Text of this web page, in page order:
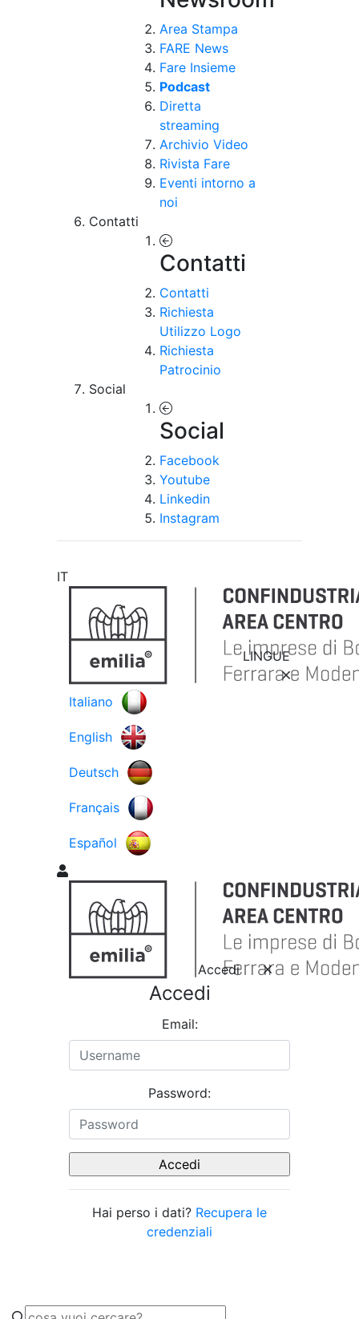
Area Stampa
FARE News
Fare Insieme
Podcast
Diretta
streaming
Archivio Video
Rivista Fare
Eventi intorno a
noi
Contatti
Contatti
Contatti
Richiesta
Utilizzo Logo
Richiesta
Patrocinio
Social
Social
Facebook
Youtube
Linkedin
Instagram
IT
LINGUE
Italiano
English
Deutsch
Français
Español
Accedi
Accedi
Email:
Password:
Hai perso i dati? Recupera le
credenziali